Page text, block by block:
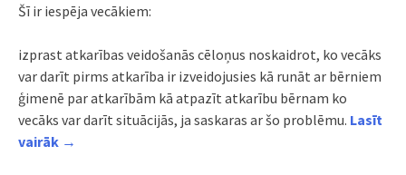
Šī ir iespēja vecākiem:
izprast atkarības veidošanās cēloņus noskaidrot, ko vecāks
var darīt pirms atkarība ir izveidojusies kā runāt ar bērniem
ģimenē par atkarībām kā atpazīt atkarību bērnam ko
vecāks var darīt situācijās, ja saskaras ar šo problēmu. Lasīt
vairāk →